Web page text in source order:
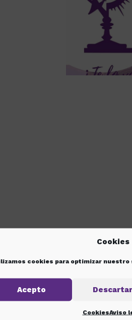
Cookies
cookies para optimizar
Acepto Descartar
CookiesAviso